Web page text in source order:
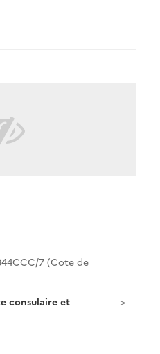
7 (Cote de
consulaire et